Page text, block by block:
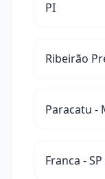
PI
Ribeirão
Paracatu -
Franca -